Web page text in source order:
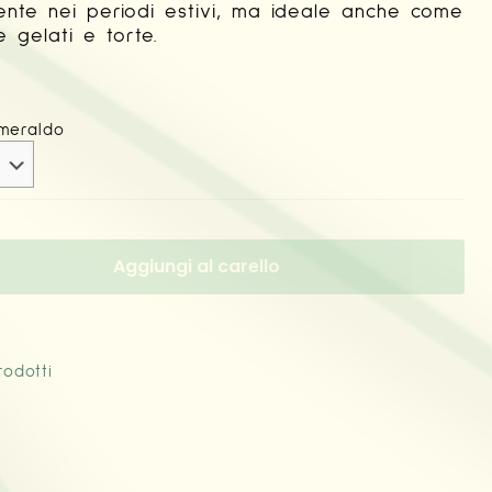
nei periodi estivi, ma ideale anche come
gelati e torte.
Aggiungi al carello